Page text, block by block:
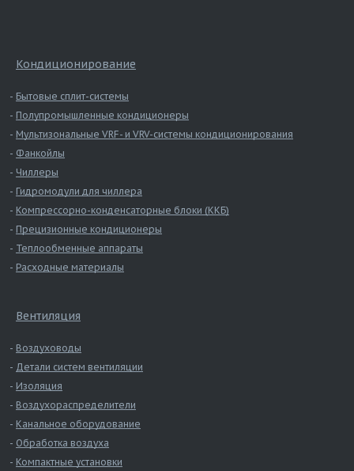
Кондиционирование
Бытовые сплит-системы
Полупромышленные кондиционеры
Мультизональные VRF- и VRV-системы кондиционирования
Фанкойлы
Чиллеры
Гидромодули для чиллера
Компрессорно-конденсаторные блоки (ККБ)
Прецизионные кондиционеры
Теплообменные аппараты
Расходные материалы
Вентиляция
Воздуховоды
Детали систем вентиляции
Изоляция
Воздухораспределители
Канальное оборудование
Обработка воздуха
Компактные установки